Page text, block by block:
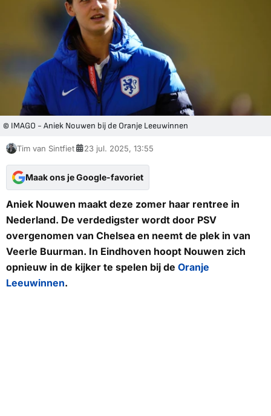
© IMAGO - Aniek Nouwen bij de Oranje Leeuwinnen
Tim van Sintfiet 23 jul. 2025, 13:55
Maak ons je Google-favoriet
Aniek Nouwen maakt deze zomer haar rentree in
Nederland. De verdedigster wordt door PSV
overgenomen van Chelsea en neemt de plek in van
Veerle Buurman. In Eindhoven hoopt Nouwen zich
opnieuw in de kijker te spelen bij de Oranje
Leeuwinnen.